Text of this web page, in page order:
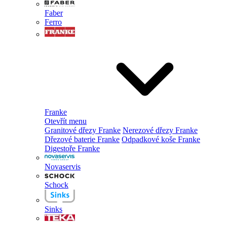
Faber
Ferro
Franke
Otevřít menu
Granitové dřezy Franke Nerezové dřezy Franke
Dřezové baterie Franke Odpadkové koše Franke
Digestoře Franke
Novaservis
Schock
Sinks